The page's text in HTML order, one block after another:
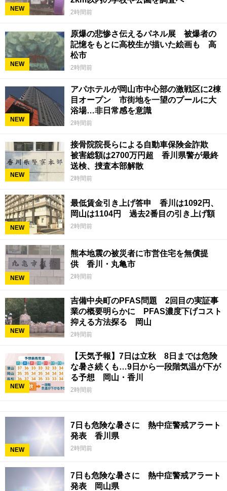
NEW 2時間前
NEW
原爆の悲惨さ伝えるパネル展 被爆者の
記憶をもとに高校生が描いた絵画も 高
松市
2時間前
NEW
アパホテルが岡山市中心部の激戦区に2棟
目オープン 市街地を一望のプールに大
浴場…非日常感を意識
2時間前
NEW
接骨院院長らによる自動車保険金詐欺
被害総額は2700万円超 香川県警が最終
送検、捜査本部解散
2時間前
NEW
最低賃金引き上げ答申 香川は1092円、
岡山は1104円 過去2番目の引き上げ額
2時間前
NEW
熊本地震の被災者に市営住宅を無償提
供 香川・丸亀市
2時間前
NEW
吉備中央町のPFAS問題 2回目の実証事
業の概要明らかに PFAS濃度下げコスト
抑える方法探る 岡山
2時間前
NEW
【天気予報】7日は立秋 8日までは危険
な暑さ続くも…9日から一段階気温が下が
る予想 岡山・香川
2時間前
NEW
7日も危険な暑さに 熱中症警戒アラート
発表 香川県
2時間前
7日も危険な暑さに 熱中症警戒アラート
発表 岡山県